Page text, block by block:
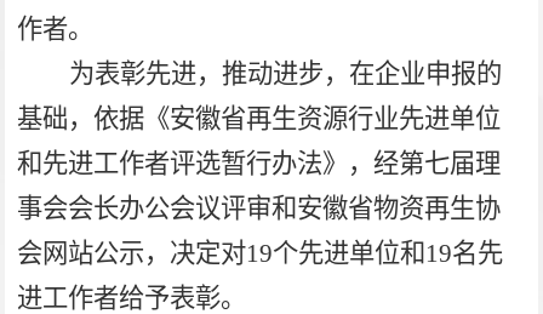
作者。
为表彰先进，推动进步，在企业申报的
基础，依据 《安徽省再生资源行业先进单位
和先进工作者评选暂行办法》，经第七届理
事会会长办公会议评审和安徽省物资再生协
会网站公示，决定对19个先进单位和19名先
进工作者给予表彰。